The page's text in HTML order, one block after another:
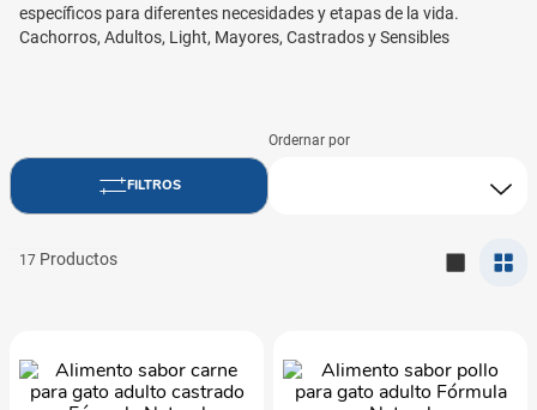
específicos para diferentes necesidades y etapas de la vida.
Cachorros, Adultos, Light, Mayores, Castrados y Sensibles
17